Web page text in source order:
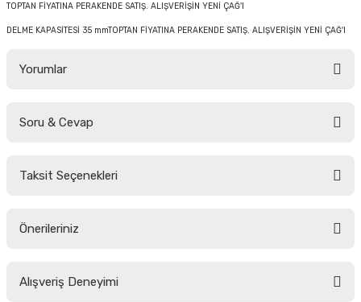
TOPTAN FİYATINA PERAKENDE SATIŞ. ALIŞVERİŞİN YENİ ÇAĞ'I
DELME KAPASİTESİ 35 mmTOPTAN FİYATINA PERAKENDE SATIŞ. ALIŞVERİŞİN YENİ ÇAĞ'I
Yorumlar
Soru & Cevap
Taksit Seçenekleri
Önerileriniz
yetersiz gördüğünüz noktaları öneri formunu kullanarak tarafımıza
Alışveriş Deneyimi